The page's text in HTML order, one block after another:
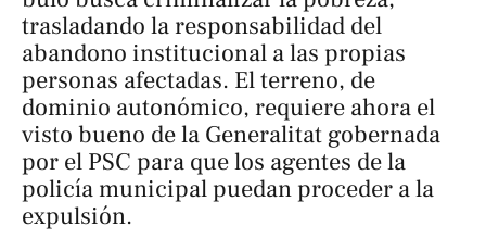
trasladando la responsabilidad del
abandono institucional a las propias
personas afectadas. El terreno, de
dominio autonómico, requiere ahora el
visto bueno de la Generalitat gobernada
por el PSC para que los agentes de la
policía municipal puedan proceder a la
expulsión.